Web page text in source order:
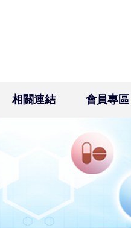
相關連結 會員專區